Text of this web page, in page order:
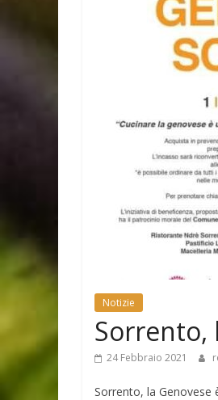
Notizie
Sorrento,
24 Febbraio 2021
Sorrento, la Genovese